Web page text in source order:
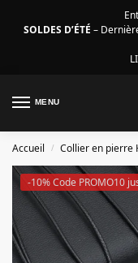
SOLDES D’ÉTÉ –
MENU
Accueil / Collier en pierre
-10% Code PROMO10